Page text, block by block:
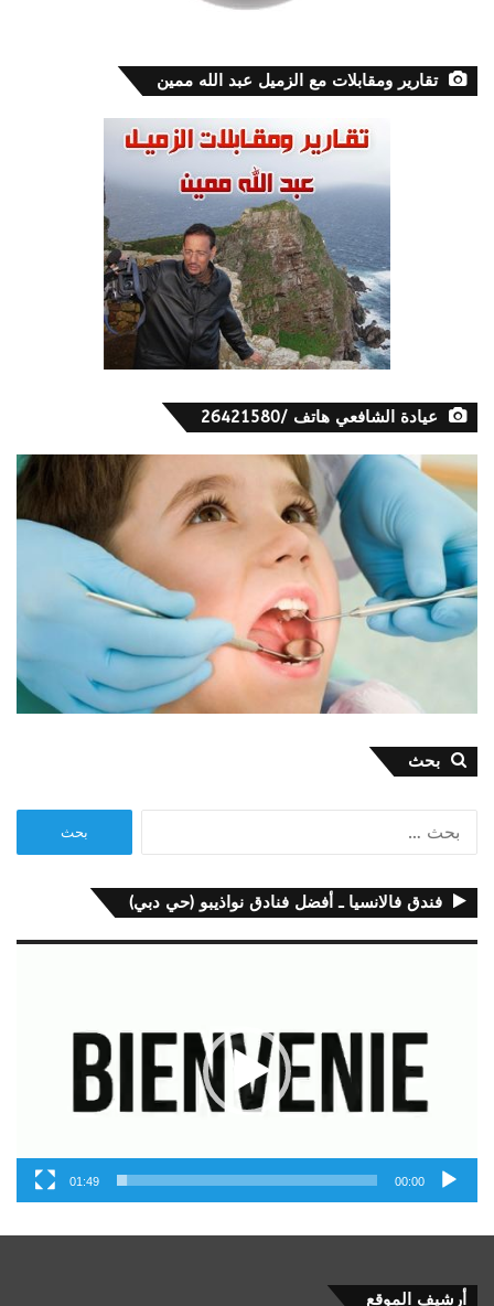
تقارير ومقابلات مع الزميل عبد الله ممين
عيادة الشافعي هاتف /26421580
بحث
فندق فالانسيا ـ أفضل فنادق نواذيبو (حي دبي)
00:00
01:49
أرشيف الموقع أرشيف